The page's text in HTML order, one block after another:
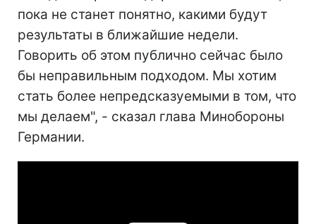
пока не станет понятно, какими будут
результаты в ближайшие недели.
Говорить об этом публично сейчас было
бы неправильным подходом. Мы хотим
стать более непредсказуемыми в том, что
мы делаем", - сказал глава Минобороны
Германии.